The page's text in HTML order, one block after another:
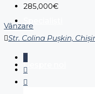
Despre noi
285,000€
Vânzare
Str. Colina Pușkin,